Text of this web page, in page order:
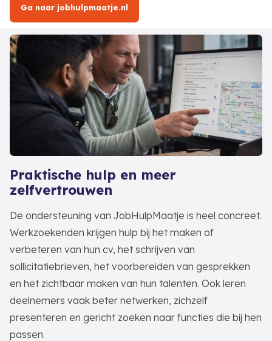
Ga naar jobhulpmaatje.nl
Praktische hulp en meer
zelfvertrouwen
De ondersteuning van JobHulpMaatje is heel concreet.
Werkzoekenden krijgen hulp bij het maken of
verbeteren van hun cv, het schrijven van
sollicitatiebrieven, het voorbereiden van gesprekken
en het zichtbaar maken van hun talenten. Ook leren
deelnemers vaak beter netwerken, zichzelf
presenteren en gericht zoeken naar functies die bij hen
passen.